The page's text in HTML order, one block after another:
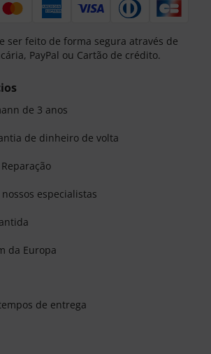
ser feito de forma segura através de
PayPal ou Cartão de crédito.
de 3 anos
de dinheiro de volta
especialistas
da Europa
de entrega